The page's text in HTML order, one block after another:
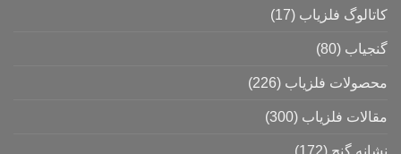
کاتالوگ فلزیاب (17)
گنجیاب (80)
محصولات فلزیاب (226)
مقالات فلزیاب (300)